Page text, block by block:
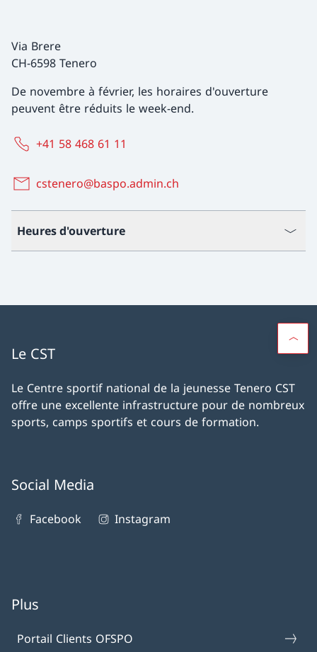
Via Brere
CH-6598 Tenero
De novembre à février, les horaires d'ouverture
peuvent être réduits le week-end.
+41 58 468 61 11
cstenero@baspo.admin.ch
Heures d'ouverture
Le CST
Le Centre sportif national de la jeunesse Tenero CST
offre une excellente infrastructure pour de nombreux
sports, camps sportifs et cours de formation.
Social Media
Facebook Instagram
Plus
Portail Clients OFSPO